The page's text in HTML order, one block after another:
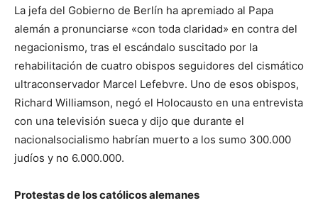
La jefa del Gobierno de Berlín ha apremiado al Papa
alemán a pronunciarse «con toda claridad» en contra del
negacionismo, tras el escándalo suscitado por la
rehabilitación de cuatro obispos seguidores del cismático
ultraconservador Marcel Lefebvre. Uno de esos obispos,
Richard Williamson, negó el Holocausto en una entrevista
con una televisión sueca y dijo que durante el
nacionalsocialismo habrían muerto a los sumo 300.000
judíos y no 6.000.000.
Protestas de los católicos alemanes